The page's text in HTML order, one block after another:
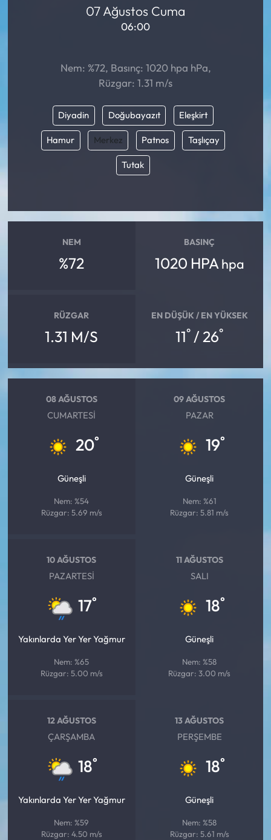
07 Ağustos Cuma
06:00
Nem: %72, Basınç: 1020 hpa hPa,
Rüzgar: 1.31 m/s
Diyadin Doğubayazıt Eleşkirt
Hamur Merkez Patnos Taşlıçay
Tutak
NEM
%72
BASINÇ
1020 HPA hpa
RÜZGAR
1.31 M/S
EN DÜŞÜK / EN YÜKSEK
11° / 26°
08 AĞUSTOS
CUMARTESI
20°
Güneşli
Nem: %54
Rüzgar: 5.69 m/s
09 AĞUSTOS
PAZAR
19°
Güneşli
Nem: %61
Rüzgar: 5.81 m/s
10 AĞUSTOS
PAZARTESI
17°
Yakınlarda Yer Yer Yağmur
Nem: %65
Rüzgar: 5.00 m/s
11 AĞUSTOS
SALI
18°
Güneşli
Nem: %58
Rüzgar: 3.00 m/s
12 AĞUSTOS
ÇARŞAMBA
18°
Yakınlarda Yer Yer Yağmur
Nem: %59
Rüzgar: 4.50 m/s
13 AĞUSTOS
PERŞEMBE
18°
Güneşli
Nem: %58
Rüzgar: 5.61 m/s